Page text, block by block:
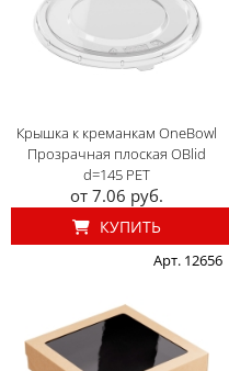
Крышка к креманкам OneBowl
Прозрачная плоская OBlid
d=145 PET
от 7.06 руб.
КУПИТЬ
Арт. 12656